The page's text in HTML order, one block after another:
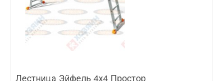
Лестница Эйфель 4х4 Простор